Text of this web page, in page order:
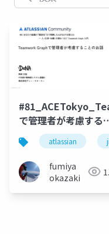
で管理者が考慮する
とのお話_20260623
atlassian
fumiya
okazaki